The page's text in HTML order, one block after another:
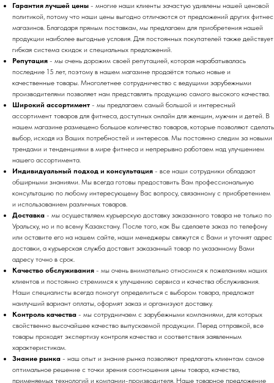
Гарантия лучшей цены - многие наши клиенты зачастую удивлены нашей ценовой
политикой, потому что наши цены выгодно отличаются от предложений других фитнес
магазинов. Благодаря прямым поставкам, мы предлагаем для приобретения нашей
продукции наиболее выгодные условия. Для постоянных покупателей также действует
гибкая система скидок и специальных предложений.
Репутация - мы очень дорожим своей репутацией, которая нарабатывалась
последние 15 лет, поэтому в нашем магазине продаётся только новые и
качественные товары. Многолетнее сотрудничество с ведущими зарубежными
производителями позволяет нам представлять продукцию самого высокого качества.
Широкий ассортимент - мы предлагаем самый большой и интересный
ассортимент товаров для фитнеса, доступных онлайн для женщин, мужчин и детей. В
нашем магазине размещено большое количество товаров, которые позволяют сделать
выбор, исходя из Ваших потребностей и интересов. Мы постоянно следим за новыми
трендами и тенденциями в мире фитнеса и непрерывно работаем над улучшением
нашего ассортимента.
Индивидуальный подход и консультация - все наши сотрудники обладают
обширными знаниями. Мы всегда готовы предоставить Вам профессиональную
консультацию по любому интересующему Вас вопросу, связанному с приобретением
и использованием различных товаров.
Доставка - мы осуществляем курьерскую доставку заказанного товара не только по
Уральску, но и по всему Казахстану. После того, как Вы сделаете заказ по телефону
или оставите его на нашем сайте, наши менеджеры свяжутся с Вами и уточнят адрес
доставки, а курьерская служба доставит заказанный товар по указанному Вами
адресу точно в срок.
Качество обслуживания - мы очень внимательно относимся к пожеланиям наших
клиентов и постоянно стремимся к улучшению сервиса и качества обслуживания.
Наши специалисты всегда помогут определиться с выбором товара, предложат
наилучший вариант оплаты, оформят заказ и организуют доставку.
Контроль качества - мы сотрудничаем с зарубежными компаниями, для которых
свойственно высочайшее качество выпускаемой продукции. Перед отправкой, все
товары проходят экспертизу контроля качества и соответствия заявленным
характеристикам.
Знание рынка - наш опыт и знание рынка позволяют предлагать клиентам самое
оптимальное решение с точки зрения соотношения цены товара, качества,
применяемых технологий и компании-производителя. Наше товарное предложение